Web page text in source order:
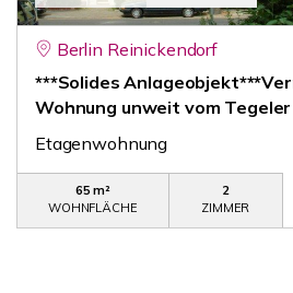
Berlin Reinickendorf
***Solides
Wohnung unweit vom Tegeler
Etagenwohnung
65 m²
WOHNFLÄCHE
2
ZIMMER